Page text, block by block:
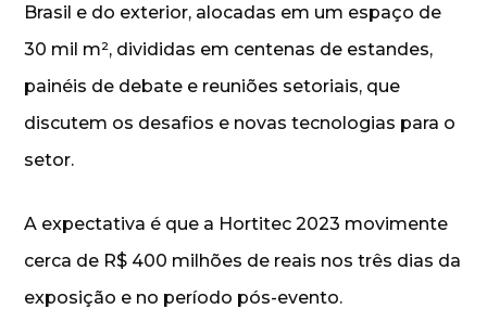
Brasil e do exterior, alocadas em um espaço de
30 mil m², divididas em centenas de estandes,
painéis de debate e reuniões setoriais, que
discutem os desafios e novas tecnologias para o
setor.
A expectativa é que a Hortitec 2023 movimente
cerca de R$ 400 milhões de reais nos três dias da
exposição e no período pós-evento.